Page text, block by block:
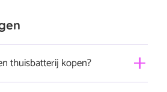
thuisbatterij kopen?